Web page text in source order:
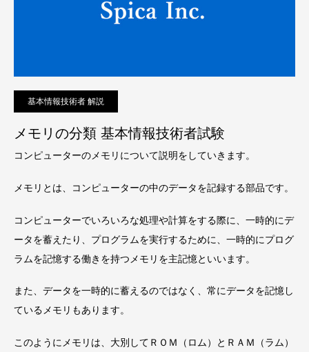
基本情報技術者 解説
メモリの分類 基本情報技術者試験
コンピューターのメモリについて説明をしていきます。
メモリとは、コンピューターの中のデータを記録する部品です。
コンピューターでいろいろな処理や計算をする際に、一時的にデ
ータを蓄えたり、プログラムを実行するために、一時的にプログ
ラムを記憶する働きを持つメモリを主記憶といいます。
また、データを一時的に蓄えるのではなく、常にデータを記憶し
ているメモリもあります。
このようにメモリは、大別してＲＯＭ（ロム）とＲＡＭ（ラム）